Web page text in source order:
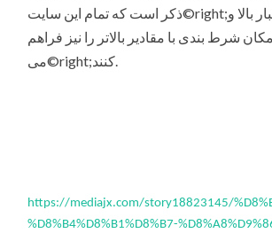
ذکر است که تمام این سایت©right;ها دارای اعتبار بالا و
شرط بندی با مقادیر بالاتر را نیز فراهم
می©right;کنند.
https://mediajx.com/story18823145/
%D8%B4%D8%B1%D8%B7-